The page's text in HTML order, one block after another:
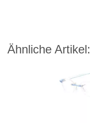
Ähnliche Artikel: